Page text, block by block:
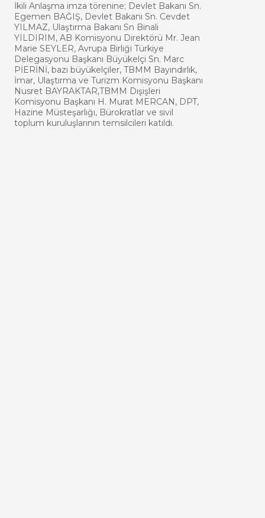
İkili Anlaşma imza törenine; Devlet Bakanı Sn.
Egemen BAĞIŞ, Devlet Bakanı Sn. Cevdet
YILMAZ, Ulaştırma Bakanı Sn Binali
YILDIRIM, AB Komisyonu Direktörü Mr. Jean
Marie SEYLER, Avrupa Birliği Türkiye
Delegasyonu Başkanı Büyükelçi Sn. Marc
PİERİNİ, bazı büyükelçiler, TBMM Bayındırlık,
İmar, Ulaştırma ve Turizm Komisyonu Başkanı
Nusret BAYRAKTAR,TBMM Dışişleri
Komisyonu Başkanı H. Murat MERCAN, DPT,
Hazine Müsteşarlığı, Bürokratlar ve sivil
toplum kuruluşlarının temsilcileri katıldı.